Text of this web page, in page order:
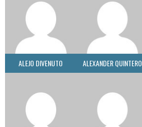
ALEJO DIVENUTO ALEXANDER QUINTERO